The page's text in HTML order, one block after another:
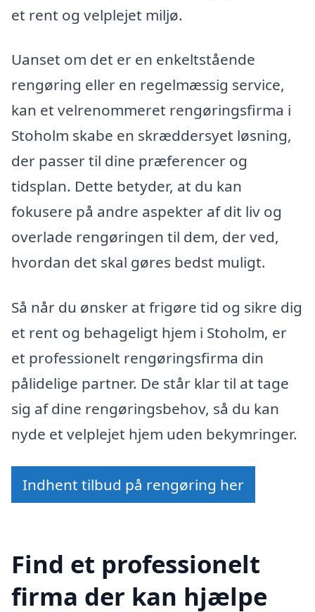
et rent og velplejet miljø.
Uanset om det er en enkeltstående
rengøring eller en regelmæssig service,
kan et velrenommeret rengøringsfirma i
Stoholm skabe en skræddersyet løsning,
der passer til dine præferencer og
tidsplan. Dette betyder, at du kan
fokusere på andre aspekter af dit liv og
overlade rengøringen til dem, der ved,
hvordan det skal gøres bedst muligt.
Så når du ønsker at frigøre tid og sikre dig
et rent og behageligt hjem i Stoholm, er
et professionelt rengøringsfirma din
pålidelige partner. De står klar til at tage
sig af dine rengøringsbehov, så du kan
nyde et velplejet hjem uden bekymringer.
Indhent tilbud på rengøring her
Find et professionelt
firma der kan hjælpe